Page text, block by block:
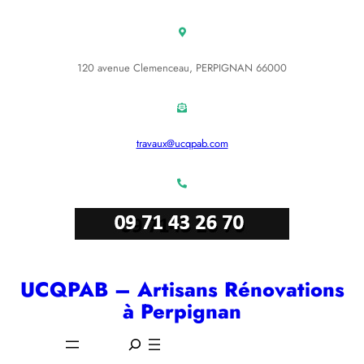
120 avenue Clemenceau, PERPIGNAN 66000
travaux@ucqpab.com
UCQPAB – Artisans Rénovations
à Perpignan
S